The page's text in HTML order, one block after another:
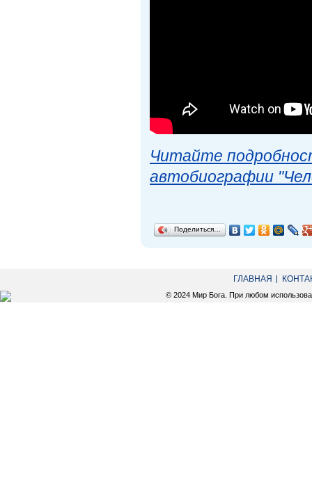
Читайте
автобиографии
Поделиться…
ГЛАВНАЯ
© 2024 Мир Бога. При любом